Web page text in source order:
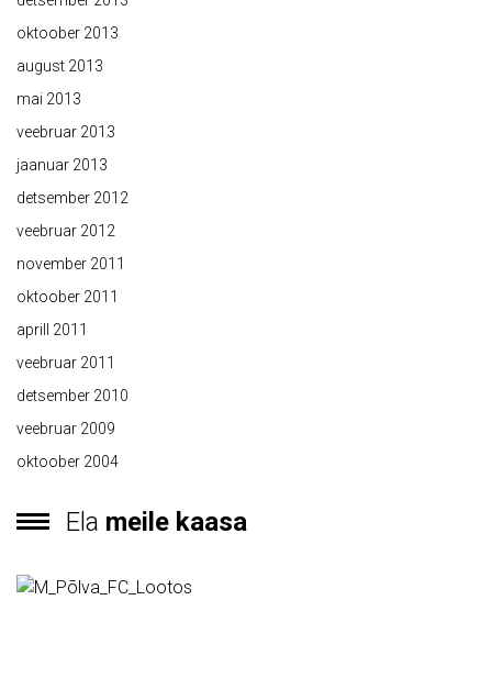
oktoober 2013
august 2013
mai 2013
veebruar 2013
jaanuar 2013
detsember 2012
veebruar 2012
november 2011
oktoober 2011
aprill 2011
veebruar 2011
detsember 2010
veebruar 2009
oktoober 2004
Ela meile kaasa